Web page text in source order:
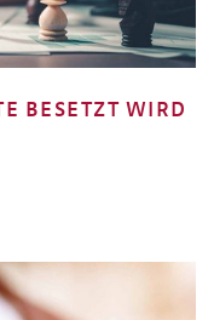
BESETZT WIRD